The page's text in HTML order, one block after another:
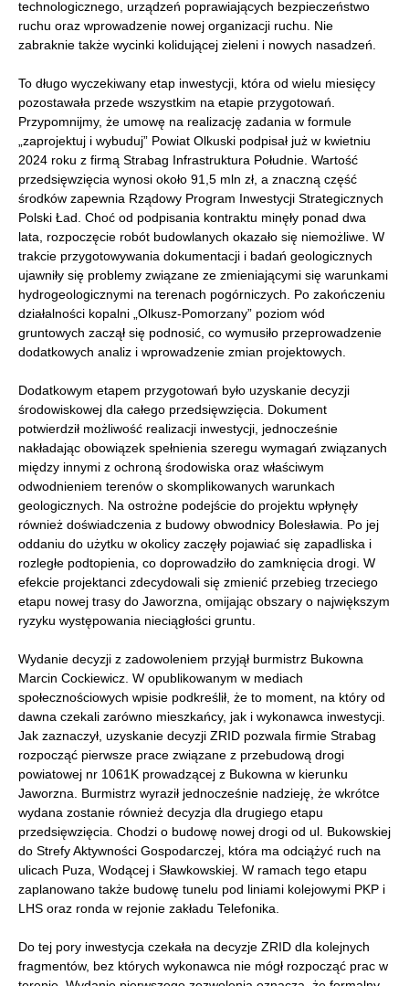
technologicznego, urządzeń poprawiających bezpieczeństwo
ruchu oraz wprowadzenie nowej organizacji ruchu. Nie
zabraknie także wycinki kolidującej zieleni i nowych nasadzeń.
To długo wyczekiwany etap inwestycji, która od wielu miesięcy
pozostawała przede wszystkim na etapie przygotowań.
Przypomnijmy, że umowę na realizację zadania w formule
„zaprojektuj i wybuduj” Powiat Olkuski podpisał już w kwietniu
2024 roku z firmą Strabag Infrastruktura Południe. Wartość
przedsięwzięcia wynosi około 91,5 mln zł, a znaczną część
środków zapewnia Rządowy Program Inwestycji Strategicznych
Polski Ład. Choć od podpisania kontraktu minęły ponad dwa
lata, rozpoczęcie robót budowlanych okazało się niemożliwe. W
trakcie przygotowywania dokumentacji i badań geologicznych
ujawniły się problemy związane ze zmieniającymi się warunkami
hydrogeologicznymi na terenach pogórniczych. Po zakończeniu
działalności kopalni „Olkusz-Pomorzany” poziom wód
gruntowych zaczął się podnosić, co wymusiło przeprowadzenie
dodatkowych analiz i wprowadzenie zmian projektowych.
Dodatkowym etapem przygotowań było uzyskanie decyzji
środowiskowej dla całego przedsięwzięcia. Dokument
potwierdził możliwość realizacji inwestycji, jednocześnie
nakładając obowiązek spełnienia szeregu wymagań związanych
między innymi z ochroną środowiska oraz właściwym
odwodnieniem terenów o skomplikowanych warunkach
geologicznych. Na ostrożne podejście do projektu wpłynęły
również doświadczenia z budowy obwodnicy Bolesławia. Po jej
oddaniu do użytku w okolicy zaczęły pojawiać się zapadliska i
rozległe podtopienia, co doprowadziło do zamknięcia drogi. W
efekcie projektanci zdecydowali się zmienić przebieg trzeciego
etapu nowej trasy do Jaworzna, omijając obszary o największym
ryzyku występowania nieciągłości gruntu.
Wydanie decyzji z zadowoleniem przyjął burmistrz Bukowna
Marcin Cockiewicz. W opublikowanym w mediach
społecznościowych wpisie podkreślił, że to moment, na który od
dawna czekali zarówno mieszkańcy, jak i wykonawca inwestycji.
Jak zaznaczył, uzyskanie decyzji ZRID pozwala firmie Strabag
rozpocząć pierwsze prace związane z przebudową drogi
powiatowej nr 1061K prowadzącej z Bukowna w kierunku
Jaworzna. Burmistrz wyraził jednocześnie nadzieję, że wkrótce
wydana zostanie również decyzja dla drugiego etapu
przedsięwzięcia. Chodzi o budowę nowej drogi od ul. Bukowskiej
do Strefy Aktywności Gospodarczej, która ma odciążyć ruch na
ulicach Puza, Wodącej i Sławkowskiej. W ramach tego etapu
zaplanowano także budowę tunelu pod liniami kolejowymi PKP i
LHS oraz ronda w rejonie zakładu Telefonika.
Do tej pory inwestycja czekała na decyzje ZRID dla kolejnych
fragmentów, bez których wykonawca nie mógł rozpocząć prac w